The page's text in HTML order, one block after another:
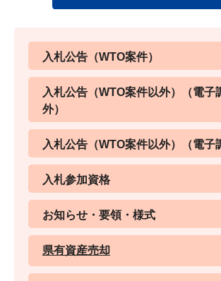
入札公告（WTO案件）
入札公告（WTO案件以外）（電子
外）
入札公告（WTO案件以外）（電子
入札参加資格
お知らせ・要領・様式
県有資産売却